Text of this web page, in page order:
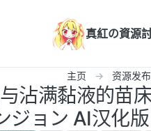
真紅の資源
主页 资源发
沾满黏液的苗
ジョン AI汉化